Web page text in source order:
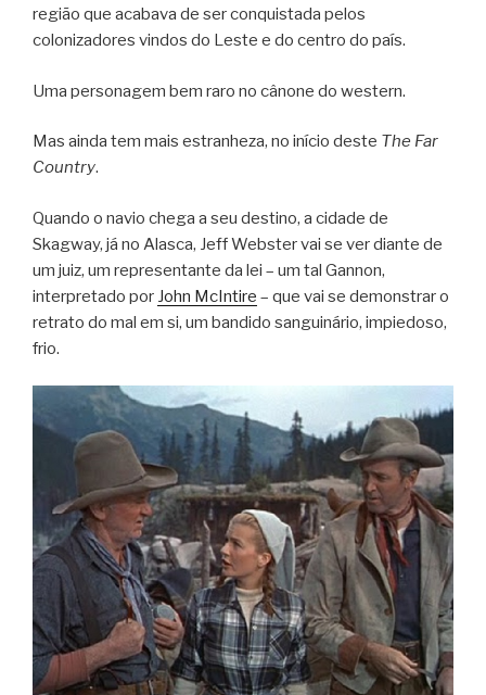
região que acabava de ser conquistada pelos
colonizadores vindos do Leste e do centro do país.
Uma personagem bem raro no cânone do western.
Mas ainda tem mais estranheza, no início deste The Far
Country.
Quando o navio chega a seu destino, a cidade de
Skagway, já no Alasca, Jeff Webster vai se ver diante de
um juiz, um representante da lei – um tal Gannon,
interpretado por John McIntire – que vai se demonstrar o
retrato do mal em si, um bandido sanguinário, impiedoso,
frio.